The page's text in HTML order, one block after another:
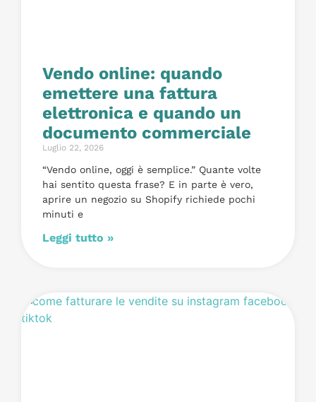
Vendo online: quando
emettere una fattura
elettronica e quando un
documento commerciale
Luglio 22, 2026
“Vendo online, oggi è semplice.” Quante volte
hai sentito questa frase? E in parte è vero,
aprire un negozio su Shopify richiede pochi
minuti e
Leggi tutto »